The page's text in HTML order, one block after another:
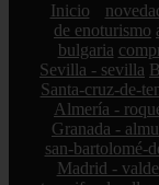
Inicio
de enoturismo
bulgaria
Sevilla - sevilla
Santa-cruz-de-
Almería -
Granada -
san-bartolomé-
Madrid -